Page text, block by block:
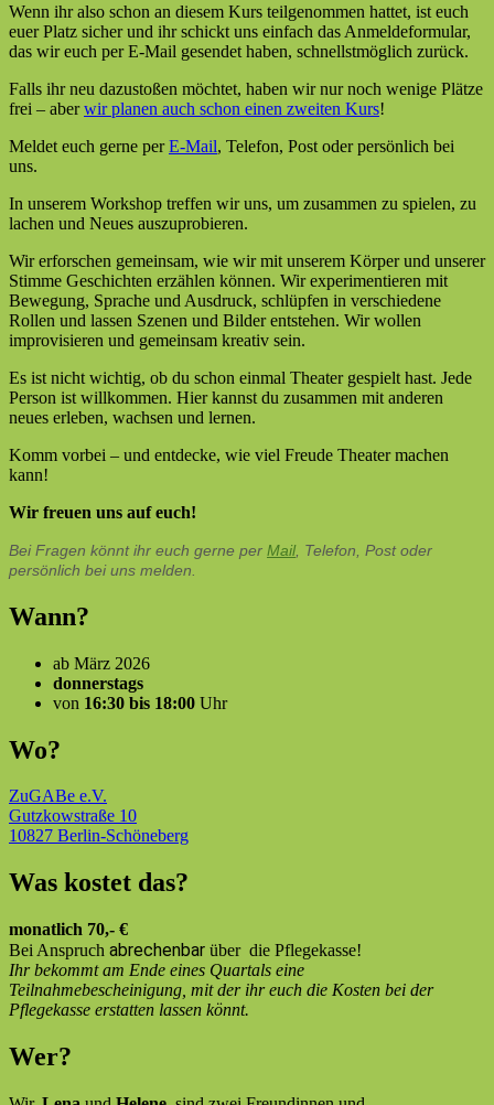
Wenn ihr also schon an diesem Kurs teilgenommen hattet, ist euch
euer Platz sicher und ihr schickt uns einfach das Anmeldeformular,
das wir euch per E-Mail gesendet haben, schnellstmöglich zurück.
Falls ihr neu dazustoßen möchtet, haben wir nur noch wenige Plätze
frei – aberwir planen auch schon einen zweiten Kurs!
Meldet euch gerne perE-Mail, Telefon, Post oder persönlich bei
uns.
In unserem Workshop treffen wir uns, um zusammen zu spielen, zu
lachen und Neues auszuprobieren.
Wir erforschen gemeinsam, wie wir mit unserem Körper und unserer
Stimme Geschichten erzählen können. Wir experimentieren mit
Bewegung, Sprache und Ausdruck, schlüpfen in verschiedene
Rollen und lassen Szenen und Bilder entstehen. Wir wollen
improvisieren und gemeinsam kreativ sein.
Es ist nicht wichtig, ob du schon einmal Theater gespielt hast. Jede
Person ist willkommen. Hier kannst du zusammen mit anderen
neues erleben, wachsen und lernen.
Komm vorbei – und entdecke, wie viel Freude Theater machen
kann!
Wir freuen uns auf euch!
Bei Fragen könnt ihr euch gerne per Mail, Telefon, Post oder
persönlich bei uns melden.
Wann?
ab März 2026
donnerstags
von 16:30 bis 18:00 Uhr
Wo?
ZuGABe e.V.
Gutzkowstraße 10
10827 Berlin-Schöneberg
Was kostet das?
monatlich 70,- €
Bei Anspruch abrechenbar über die Pflegekasse!
Ihr bekommt am Ende eines Quartals eine
Teilnahmebescheinigung, mit der ihr euch die Kosten bei der
Pflegekasse erstatten lassen könnt.
Wer?